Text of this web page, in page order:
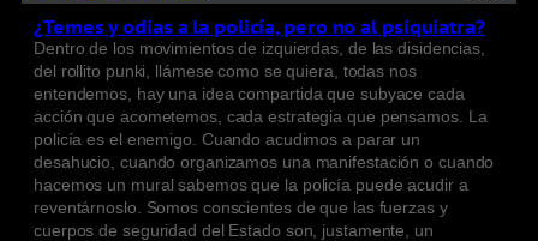
¿Temes y odias a la policía, pero no al psiquiatra?
Dentro de los movimientos de izquierdas, de las disidencias,
del rollito punki, llámese como se quiera, todas nos
entendemos, hay una idea compartida que subyace cada
acción que acometemos, cada estrategia que pensamos. La
policía es el enemigo. Cuando acudimos a parar un
desahucio, cuando organizamos una manifestación o cuando
hacemos un mural sabemos que la policía puede acudir a
reventárnoslo. Somos conscientes de que las fuerzas y
cuerpos de seguridad del Estado son, justamente, un